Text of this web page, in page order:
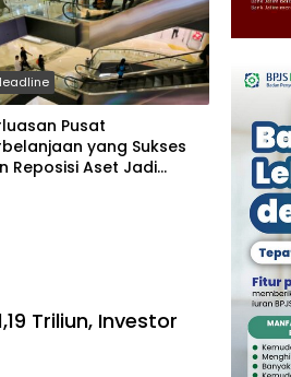
Pusat
yang Sukses
Reposisi Aset Jadi
Triliun, Investor